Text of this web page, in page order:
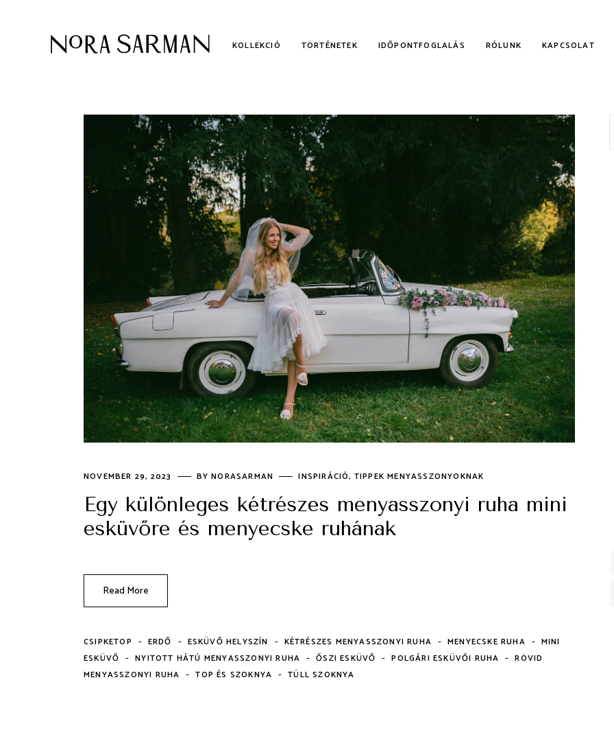
KOLLEKCIÓ
KOLLEKCIÓ
KÉTRÉSZES MENYASSZONYI
RUHÁK
POLGÁRI ESKÜVŐI RUHÁK
UTOLSÓ DARABOK
ALKALMI RUHÁK
MENYECSKE RUHÁK
TÖRTÉNETEK IDŐPONTFOGLALÁS RÓLUNK KAPCSOLAT
NOVEMBER 29, 2023 BYNORASARMAN INSPIRÁCIÓ, TIPPEK MENYASSZONYOKNAK
Egy különleges kétrészes menyasszonyi ruha mini
esküvőre és menyecske ruhának
Read More
CSIPKETOP - ERDŐ - ESKÜVŐ HELYSZÍN - KÉTRÉSZES MENYASSZONYI RUHA - MENYECSKE RUHA - MINI
ESKÜVŐ - NYITOTT HÁTÚ MENYASSZONYI RUHA - ŐSZI ESKÜVŐ - POLGÁRI ESKÜVŐI RUHA - RÖVID
MENYASSZONYI RUHA - TOP ÉS SZOKNYA - TÜLL SZOKNYA